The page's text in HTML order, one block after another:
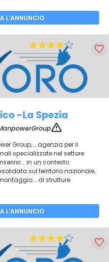
L'ANNUNCIO
-La Spezia
Group,... agenzia per il
specializzate nel settore
in un contesto
sul territorio nazionale,
di strutture
L'ANNUNCIO